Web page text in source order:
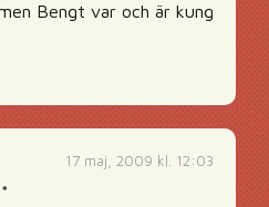
Bengt var och är kung
17 maj, 2009 kl. 12:03